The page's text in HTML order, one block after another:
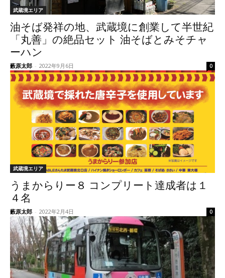
武蔵境エリア
油そば発祥の地、武蔵境に創業して半世紀
「丸善」の絶品セット 油そばとみそチャ
ーハン
藪原太郎 - 2022年9月6日 0
武蔵境エリア
うまからりー８ コンプリート達成者は１
４名
藪原太郎 - 2022年2月4日 0